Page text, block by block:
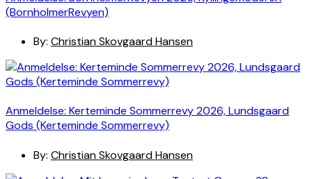
(BornholmerRevyen)
By: Christian Skovgaard Hansen
Anmeldelse: Kerteminde Sommerrevy 2026, Lundsgaard
Gods (Kerteminde Sommerrevy)
By: Christian Skovgaard Hansen